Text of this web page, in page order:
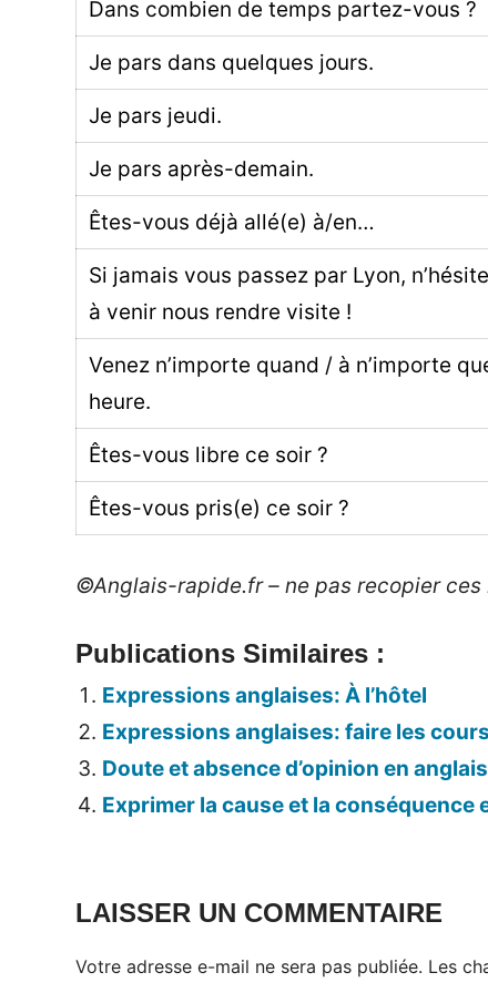
Dans combien de temps partez-vous ?
Je pars dans quelques jours.
Je pars jeudi.
Je pars après-demain.
Êtes-vous déjà allé(e) à/en…
Si jamais vous passez par Lyon,
à venir nous rendre visite !
Venez n’importe quand / à n’importe
heure.
Êtes-vous libre ce soir ?
Êtes-vous pris(e) ce soir ?
©Anglais-rapide.fr – ne pas recopier ces
Publications Similaires :
Expressions anglaises: À l’hôtel
Expressions anglaises: faire les
Doute et absence d’opinion en anglais
Exprimer la cause et la conséquence
Expressions
LAISSER UN COMMENTAIRE
Votre adresse e-mail ne sera pas publiée. Les